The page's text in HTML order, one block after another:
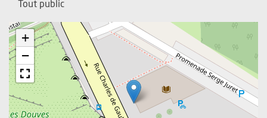
Tout public
+
−